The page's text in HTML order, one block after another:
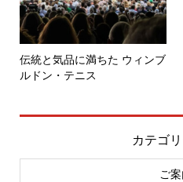
伝統と気品に満ちた ウィンブ
ルドン・テニス
カテゴ
ご